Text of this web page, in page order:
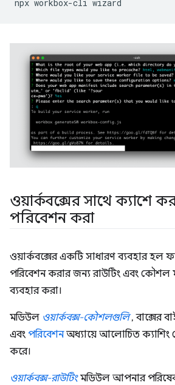
npx workbox-cli
ওয়ার্কবক্সের সাথে ক্যাশে
পরিবেশন করা
ওয়ার্কবক্সের একটি সাধারণ ব্যবহার হল
পরিবেশন করার জন্য রাউটিং এবং
ব্যবহার করা।
মডিউল ওয়ার্কবক্স-কৌশলগুলি, বাক্সের
এবং পরিবেশনঅধ্যায়ে আলোচিত
করে।
ওয়ার্কবক্স-রাউটিংমডিউল আপনার